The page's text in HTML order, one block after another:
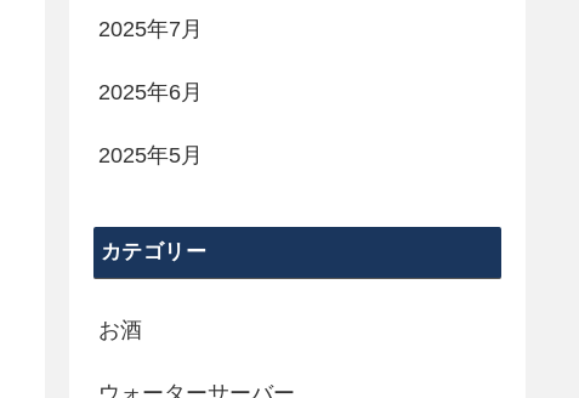
2025年7月
2025年6月
2025年5月
カテゴリー
お酒
ウォーターサーバー